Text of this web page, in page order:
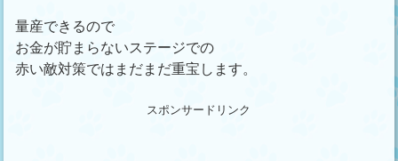
量産できるので
お金が貯まらないステージでの
赤い敵対策ではまだまだ重宝します。
スポンサードリンク